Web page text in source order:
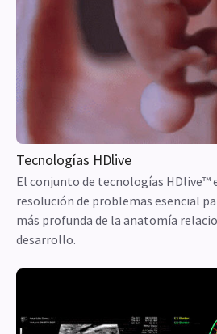
Tecnologías HDlive
El conjunto de tecnologías HDlive™
resolución de problemas esencial
más profunda de la anatomía
desarrollo.